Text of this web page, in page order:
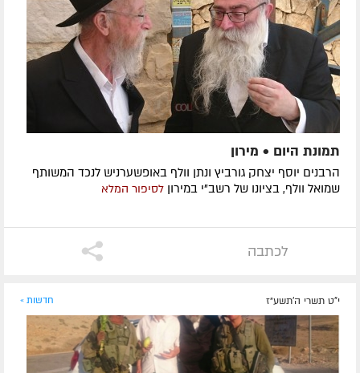
תמונת היום • מירון
הרבנים יוסף יצחק גורביץ ונתן וולף באופשערניש לנכד המשותף
שמואל וולף, בציונו של רשב"י במירון לסיפור המלא
לכתבה
י"ט תשרי ה׳תשע״ז חדשות »